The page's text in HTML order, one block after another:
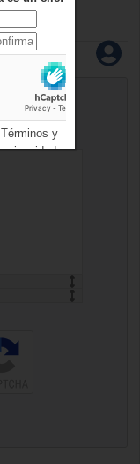
ello...
Términos y
privacidad